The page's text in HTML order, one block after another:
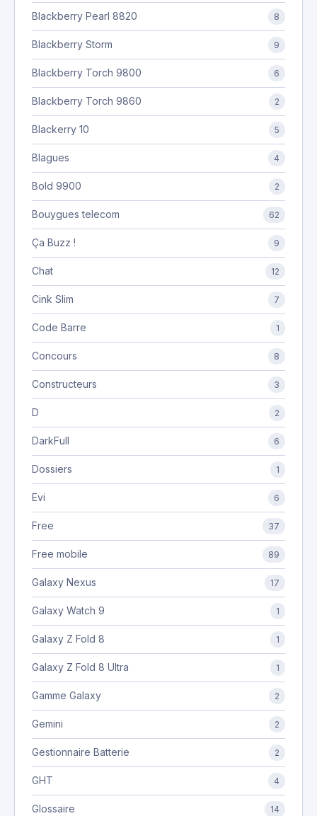
Blackberry Pearl 8820 8
Blackberry Storm 9
Blackberry Torch 9800 6
Blackberry Torch 9860 2
Blackerry 10 5
Blagues 4
Bold 9900 2
Bouygues telecom 62
Ça Buzz ! 9
Chat 12
Cink Slim 7
Code Barre 1
Concours 8
Constructeurs 3
D 2
DarkFull 6
Dossiers 1
Evi 6
Free 37
Free mobile 89
Galaxy Nexus 17
Galaxy Watch 9 1
Galaxy Z Fold 8 1
Galaxy Z Fold 8 Ultra 1
Gamme Galaxy 2
Gemini 2
Gestionnaire Batterie 2
GHT 4
Glossaire 14